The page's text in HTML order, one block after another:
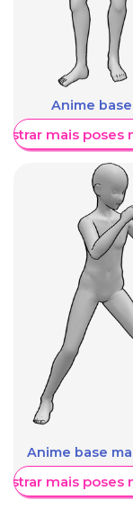
Anime
mais poses
Anime base
mais poses